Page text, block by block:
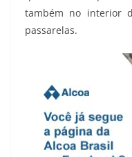
também no interior
passarelas.